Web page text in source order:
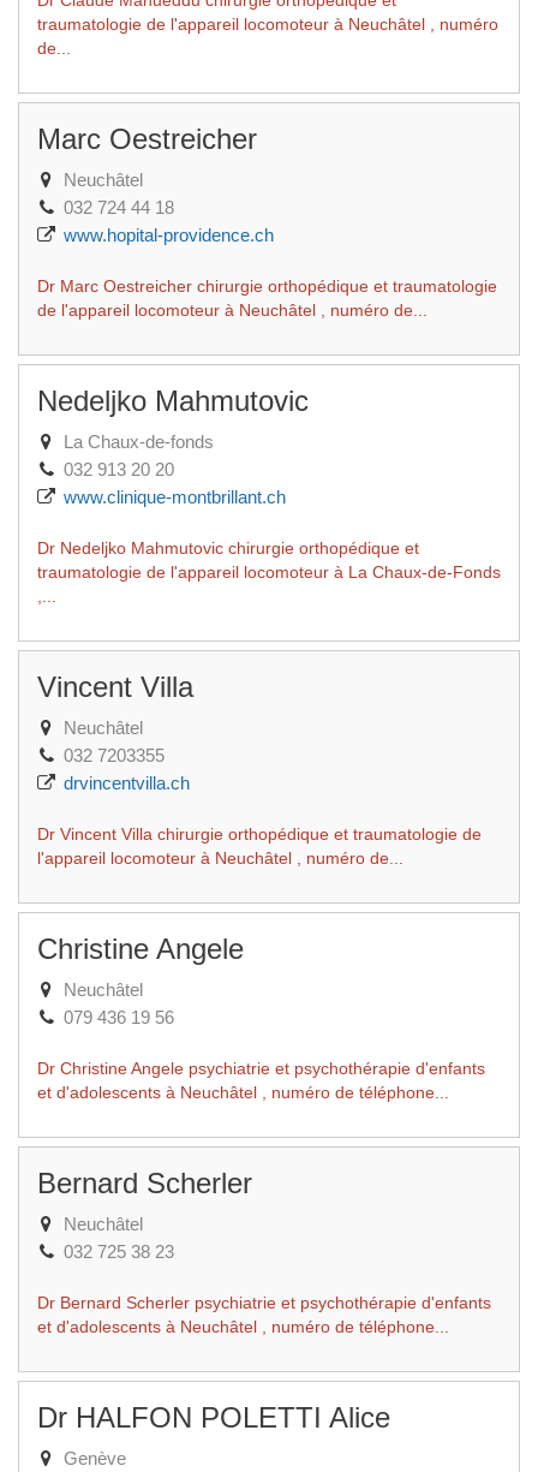
traumatologie de l'appareil locomoteur à Neuchâtel , numéro
de...
Marc Oestreicher
Neuchâtel
032 724 44 18
www.hopital-providence.ch
Dr Marc Oestreicher chirurgie orthopédique et traumatologie
de l'appareil locomoteur à Neuchâtel , numéro de...
Nedeljko Mahmutovic
La Chaux-de-fonds
032 913 20 20
www.clinique-montbrillant.ch
Dr Nedeljko Mahmutovic chirurgie orthopédique et
traumatologie de l'appareil locomoteur à La Chaux-de-Fonds
Vincent Villa
Neuchâtel
032 7203355
drvincentvilla.ch
Dr Vincent Villa chirurgie orthopédique et traumatologie de
l'appareil locomoteur à Neuchâtel , numéro de...
Christine Angele
Neuchâtel
079 436 19 56
Dr Christine Angele psychiatrie et psychothérapie d'enfants
et d'adolescents à Neuchâtel , numéro de téléphone...
Bernard Scherler
Neuchâtel
032 725 38 23
Dr Bernard Scherler psychiatrie et psychothérapie d'enfants
et d'adolescents à Neuchâtel , numéro de téléphone...
Dr HALFON POLETTI Alice
Genève